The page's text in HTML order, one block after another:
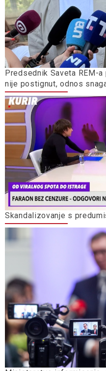
Predsednik Saveta REM-
nije postignut, odnos
Skandalizovanje s